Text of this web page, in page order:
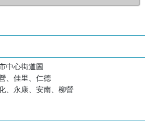
中心街道圖
、佳里、仁德
、永康、安南、柳營